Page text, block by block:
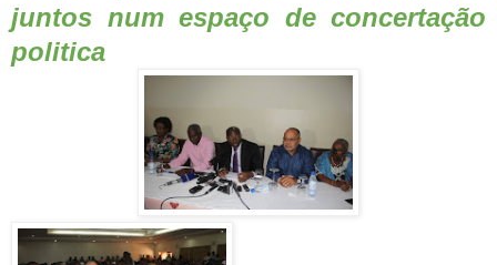
juntos num espaço de concertação
politica